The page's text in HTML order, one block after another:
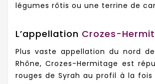
légumes rôtis ou une terrine de
L’appellation Crozes-
Plus vaste appellation du nord
Rhône, Crozes-Hermitage est
rouges de Syrah au profil à la